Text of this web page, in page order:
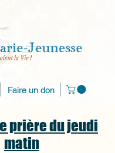
Faire un don
prière du jeudi
matin